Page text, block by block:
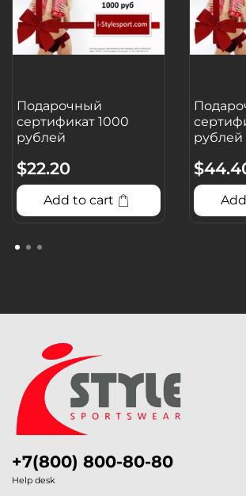
Подарочный
сертификат 1000
рублей
$22.20
Add to cart
рублей
+7(800) 800-80-80
Help desk